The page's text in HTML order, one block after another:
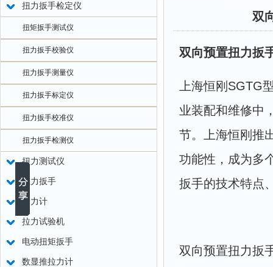
扭力扳手检定仪
扭矩扳手测试仪
扭力扳手校验仪
扭力扳手测量仪
扭力扳手标定仪
扭力扳手校准仪
扭力扳手检测仪
扭力测试仪
扭力扳手
测力计
拉力试验机
电动扭矩扳手
数显推拉力计
双
双向预置扭力扳
上海恒刚SGTG
业装配和维修中
节。上海恒刚推
功能性，成为多
扳手的技术特点
双向预置扭力扳